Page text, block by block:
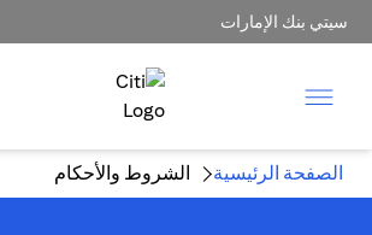
سيتي بنك الإمارات
الصفحة الرئيسية الشروط والأحكام